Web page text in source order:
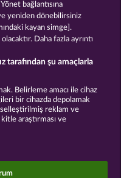
Facebook
eğlence amaçlıdır ve
oyunlarında
başarılar üzerinde
yoktur.
GmbH
bağlantısına
yeniden dönebilirsiniz
kayan simge].
Daha fazla ayrıntı
tarafından şu amaçlarla
Belirleme amacı ile cihaz
bir cihazda depolamak
reklam ve
araştırması ve